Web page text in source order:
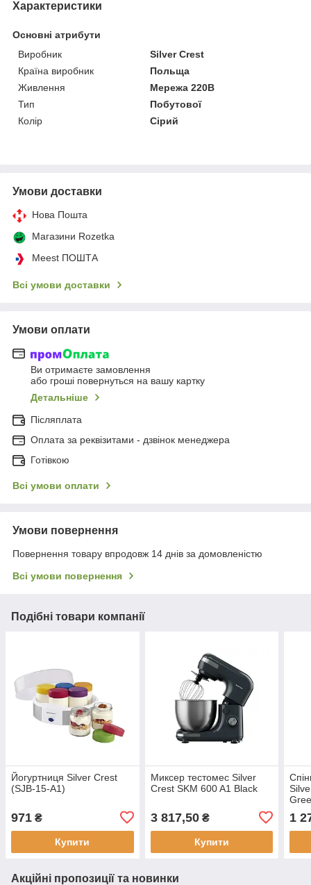
Характеристики
Основні атрибути
Виробник
Silver Crest
Країна виробник
Польща
Живлення
Мережа 220В
Тип
Побутової
Колір
Сірий
Умови доставки
Нова Пошта
Магазини Rozetka
Meest ПОШТА
Всі умови доставки
Умови оплати
Ви отримаєте замовлення
або гроші повернуться на вашу картку
Детальніше
Післяплата
Оплата за реквізитами - дзвінок менеджера
Готівкою
Всі умови оплати
Умови повернення
Повернення товару впродовж 14 днів за домовленістю
Всі умови повернення
Подібні товари компанії
Йогуртниця Silver Crest
(SJB-15-A1)
971 ₴
Купити
Миксер тестомес Silver
Crest SKM 600 A1 Black
3 817,50₴
Купити
1
Акційні пропозиції та новинки